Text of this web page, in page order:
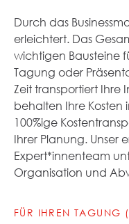
Durch das
erleichtert. Das
wichtigen Bausteine
Tagung oder
Zeit transportiert Ihre
behalten Ihre Kosten
100%ige
Ihrer Planung. Unser
Expert*innenteam
Organisation und
FÜR IHREN TAGUNG